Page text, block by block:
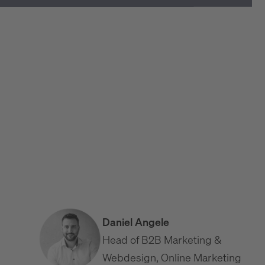
Daniel Angele
Head of B2B Marketing &
Webdesign, Online Marketing